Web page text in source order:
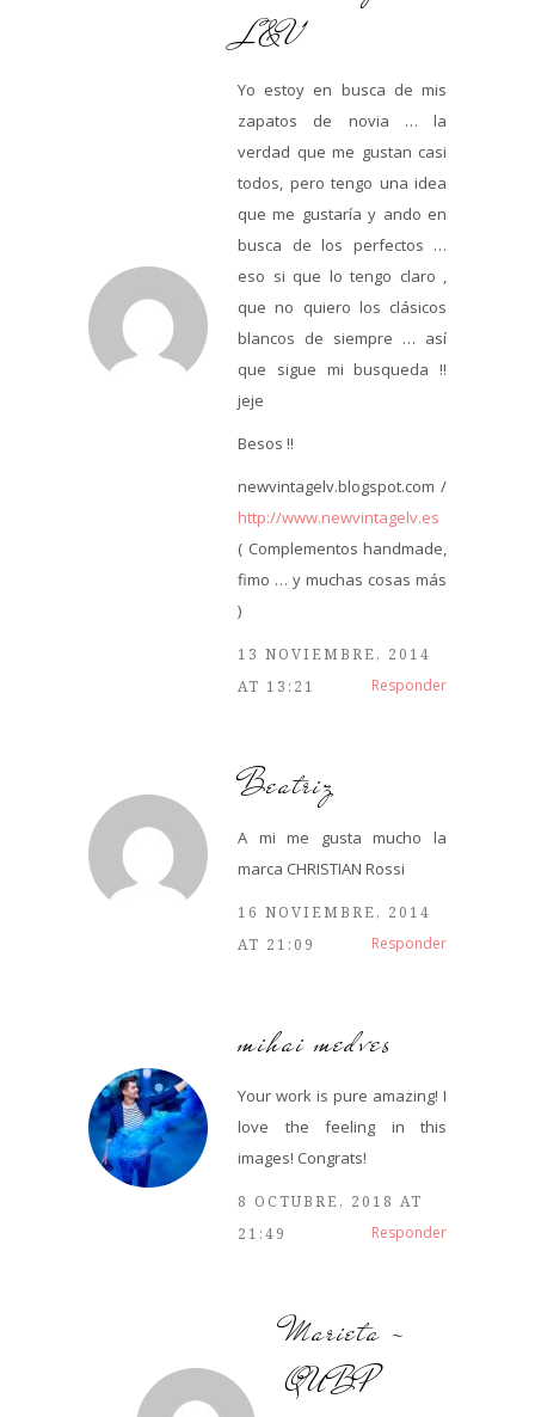
L&V
Yo estoy en busca de mis
zapatos de novia … la
verdad que me gustan casi
todos, pero tengo una idea
que me gustaría y ando en
busca de los perfectos …
eso si que lo tengo claro ,
que no quiero los clásicos
blancos de siempre … así
que sigue mi busqueda !!
jeje
Besos !!
newvintagelv.blogspot.com /
http://www.newvintagelv.es
( Complementos handmade,
fimo … y muchas cosas más
)
13 NOVIEMBRE, 2014
AT 13:21
Responder
Beatriz
A mi me gusta mucho la
marca CHRISTIAN Rossi
16 NOVIEMBRE, 2014
AT 21:09
Responder
mihai medves
Your work is pure amazing! I
love the feeling in this
images! Congrats!
8 OCTUBRE, 2018 AT
21:49
Responder
Marieta -
QUBP